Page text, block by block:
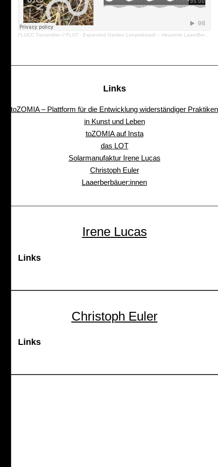
FLUCC Transmitter // FLUT · Expanded Garden Leopoldstadt – Heuernte LaaerBergBauerInnen [Common Rooms]
Links
toZOMIA – Plattform für die Entwicklung widerständiger Praktiken
in Kunst und Leben
toZOMIA auf Insta
das LOT
Solarmanufaktur Irene Lucas
Christoph Euler
Laaerberbäuer:innen
Irene Lucas
Links
Christoph Euler
Links